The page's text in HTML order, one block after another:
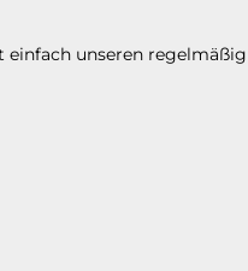
einfach unseren